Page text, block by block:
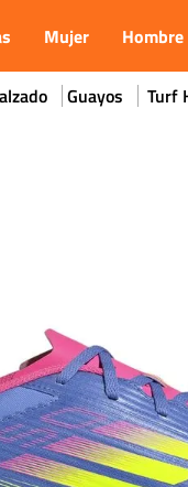
Mujer Hombre
Guayos Turf